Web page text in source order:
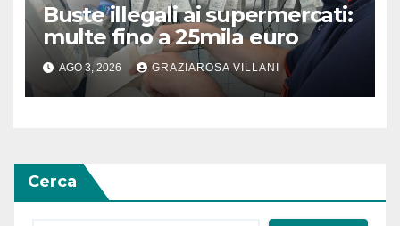
Buste illegali ai supermercati:
multe fino a 25mila euro
AGO 3, 2026 GRAZIAROSA VILLANI
Cerca